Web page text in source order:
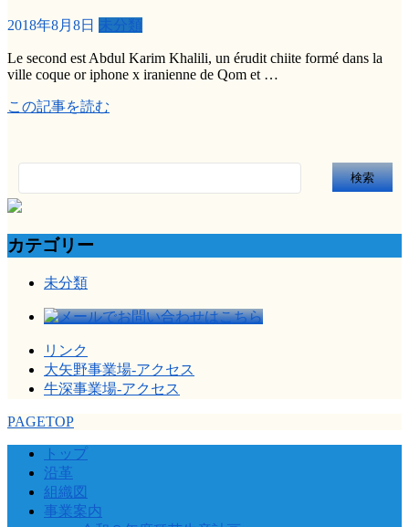
2018年8月8日 未分類
Le second est Abdul Karim Khalili, un érudit chiite formé dans la
ville coque or iphone x iranienne de Qom et …
この記事を読む
索:
カテゴリー
未分類
リンク
大矢野事業場-アクセス
牛深事業場-アクセス
PAGETOP
トップ
沿革
組織図
事業案内